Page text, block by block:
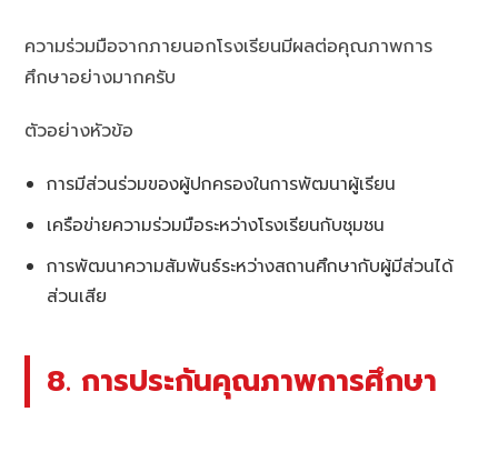
ความร่วมมือจากภายนอกโรงเรียนมีผลต่อคุณภาพการ
ศึกษาอย่างมากครับ
ตัวอย่างหัวข้อ
การมีส่วนร่วมของผู้ปกครองในการพัฒนาผู้เรียน
เครือข่ายความร่วมมือระหว่างโรงเรียนกับชุมชน
การพัฒนาความสัมพันธ์ระหว่างสถานศึกษากับผู้มีส่วนได้
ส่วนเสีย
8. การประกันคุณภาพการศึกษา